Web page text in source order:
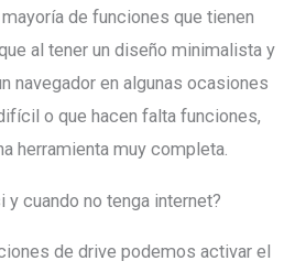
de funciones que tienen
al tener un diseño minimalista y
navegador en algunas ocasiones
o que hacen falta funciones,
herramienta muy completa.
y cuando no tenga internet?
de drive podemos activar el